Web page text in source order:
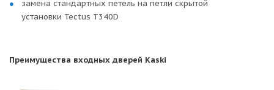
замена стандартных петель на петли скрытой
установки Tectus T340D
Преимущества входных дверей Kaski